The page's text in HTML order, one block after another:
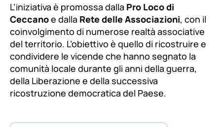
L’iniziativa è promossa dalla Pro Loco di
Ceccanoe dalla Rete delle Associazioni, con il
coinvolgimento di numerose realtà associative
del territorio. L’obiettivo è quello di ricostruire e
condividere le vicende che hanno segnato la
comunità locale durante gli anni della guerra,
della Liberazione e della successiva
ricostruzione democratica del Paese.